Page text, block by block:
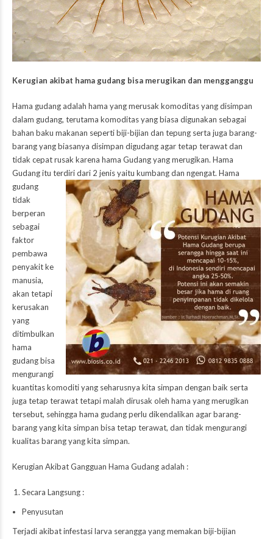
Kerugian akibat hama gudang bisa merugikan dan mengganggu
Hama gudang adalah hama yang merusak komoditas yang disimpan
dalam gudang, terutama komoditas yang biasa digunakan sebagai
bahan baku makanan seperti biji-bijian dan tepung serta juga barang-
barang yang biasanya disimpan digudang agar tetap terawat dan
tidak cepat rusak karena hama Gudang yang merugikan. Hama
Gudang itu terdiri dari 2 jenis yaitu kumbang dan ngengat. Hama
gudang
tidak
berperan
sebagai
faktor
pembawa
penyakit ke
manusia,
akan tetapi
kerusakan
yang
ditimbulkan
hama
gudang bisa
mengurangi
kuantitas komoditi yang seharusnya kita simpan dengan baik serta
juga tetap terawat tetapi malah dirusak oleh hama yang merugikan
tersebut, sehingga hama gudang perlu dikendalikan agar barang-
barang yang kita simpan bisa tetap terawat, dan tidak mengurangi
kualitas barang yang kita simpan.
Kerugian Akibat Gangguan Hama Gudang adalah :
Secara Langsung :
Penyusutan
Terjadi akibat infestasi larva serangga yang memakan biji-bijian